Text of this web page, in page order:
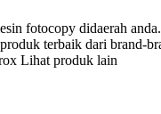
fotocopy didaerah
terbaik dari brand-
Lihat produk lain